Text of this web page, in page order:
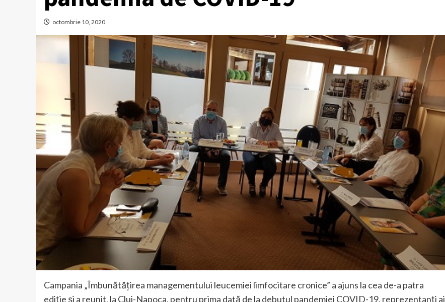
octombrie 10, 2020
Campania „Îmbunătățirea managementului leucemiei limfocitare cronice” a ajuns la cea de-a patra
ediție și a reunit, la Cluj-Napoca, pentru prima dată de la debutul pandemiei COVID-19, reprezentanți ai